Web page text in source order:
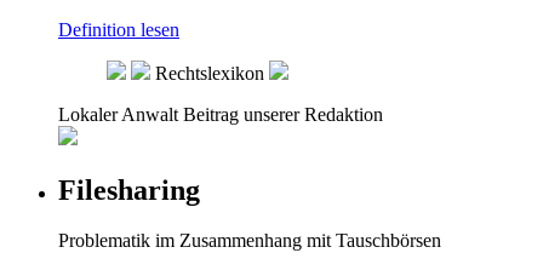
Definition lesen
Rechtslexikon
Lokaler Anwalt Beitrag unserer Redaktion
Filesharing
Problematik im Zusammenhang mit Tauschbörsen